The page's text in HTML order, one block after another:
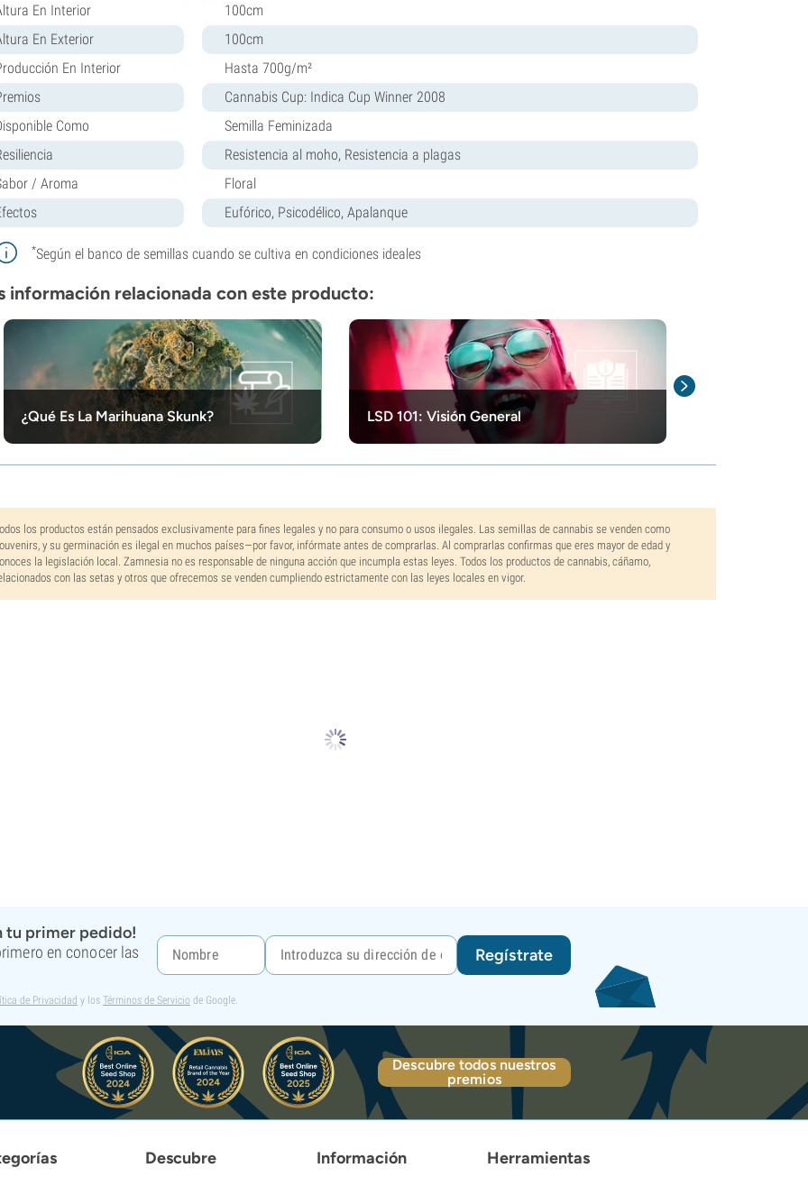
En Interior
100cm
En Exterior
100cm
En Interior
Hasta 700g/m²
Cannabis Cup: Indica Cup Winner 2008
Como
Semilla Feminizada
Resistencia al moho, Resistencia a plagas
/ Aroma
Floral
Eufórico, Psicodélico, Apalanque
*Según el banco de semillas cuando se cultiva en condiciones ideales
información relacionada con este producto:
¿Qué Es La Marihuana Skunk? LSD 101: Visión General
los productos están pensados exclusivamente para fines legales y no para consumo o usos ilegales. Las semillas de cannabis se venden como
y su germinación es ilegal en muchos países—por favor, infórmate antes de comprarlas. Al comprarlas confirmas que eres mayor de edad y
la legislación local. Zamnesia no es responsable de ninguna acción que incumpla estas leyes. Todos los productos de cannabis, cáñamo,
con las setas y otros que ofrecemos se venden cumpliendo estrictamente con las leyes locales en vigor.
tu primer pedido!
en conocer las
Regístrate
de Privacidad y los Términos de Servicio de Google.
Descubre todos nuestros
premios
Descubre Información Herramientas